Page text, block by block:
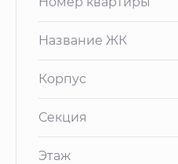
Название ЖК
Корпус
Секция
Этаж